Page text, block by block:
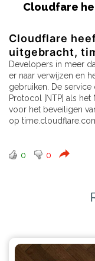
Cloudfare
Cloudflare
uitgebracht,
Developers in meer
er naar verwijzen en
gebruiken. De
Protocol [NTP] als
voor het beveiligen
op
0 0